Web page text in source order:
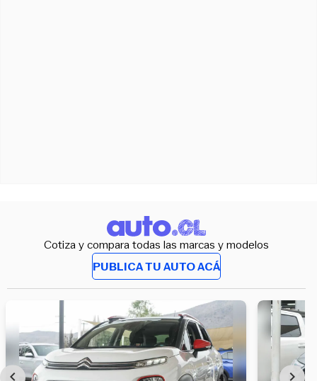
Cotiza y compara todas las marcas y modelos
PUBLICA TU AUTO ACÁ